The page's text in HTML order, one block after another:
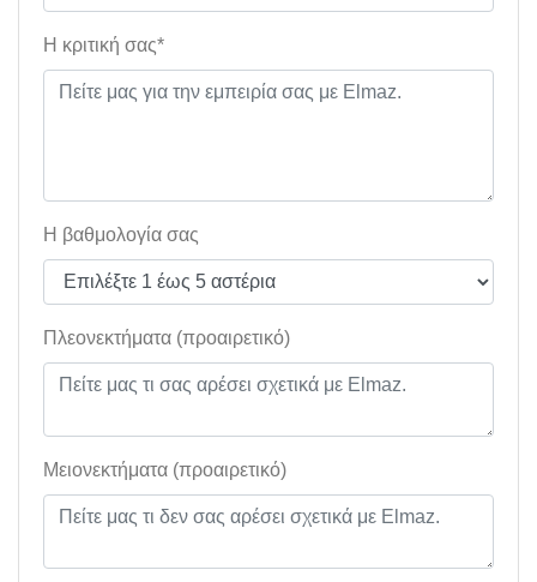
Η κριτική σας*
Η βαθμολογία σας
Πλεονεκτήματα (προαιρετικό)
Μειονεκτήματα (προαιρετικό)